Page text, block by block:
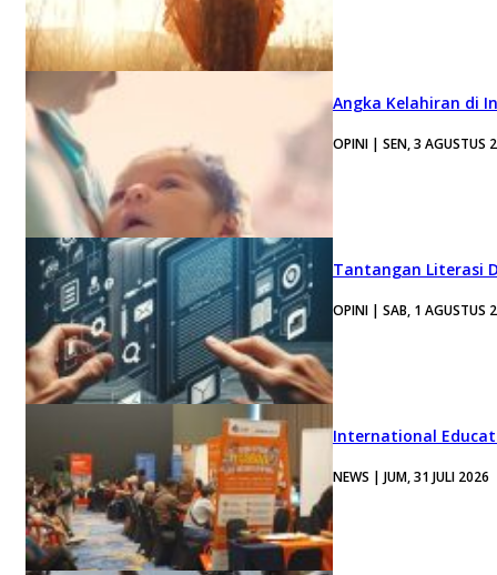
Angka Kelahiran di
OPINI | SEN, 3 AGUSTUS
Tantangan Literasi
OPINI | SAB, 1 AGUSTUS
International
NEWS | JUM, 31 JULI 2026